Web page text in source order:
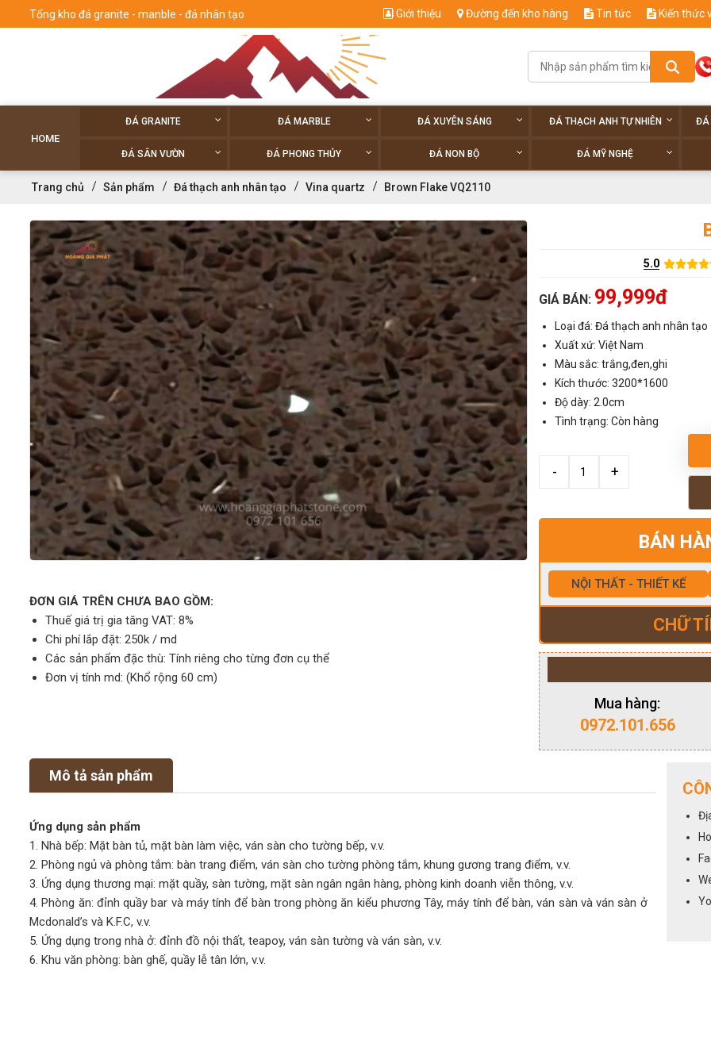
Tổng kho đá granite - manble - đá nhân tạo Giới thiệu Đường đến kho hàng Tin tức Kiến thức
HOME
ĐÁ GRANITE ĐÁ MARBLE ĐÁ XUYÊN SÁNG ĐÁ THẠCH ANH TỰ NHIÊN ĐÁ
ĐÁ SÂN VƯỜN ĐÁ PHONG THỦY ĐÁ NON BỘ ĐÁ MỸ NGHỆ
Trang chủ Sản phẩm Đá thạch anh nhân tạo Vina quartz Brown Flake VQ2110
ĐƠN GIÁ TRÊN CHƯA BAO GỒM:
Thuế giá trị gia tăng VAT: 8%
Chi phí lắp đặt: 250k / md
Các sản phẩm đặc thù: Tính riêng cho từng đơn cụ thể
Đơn vị tính md: (Khổ rộng 60 cm)
5.0
GIÁ BÁN: 99,999đ
Loại đá: Đá thạch anh nhân tạo
Xuất xứ: Việt Nam
Màu sắc: trắng,đen,ghi
Kích thước: 3200*1600
Độ dày: 2.0cm
Tình trạng: Còn hàng
BÁN
NỘI THẤT - THIẾT KẾ
CHỮ
Mua hàng:
0972.101.656
Mô tả sản phẩm
Ứng dụng sản phẩm
1. Nhà bếp: Mặt bàn tủ, mặt bàn làm việc, ván sàn cho tường bếp, v.v.
2. Phòng ngủ và phòng tắm: bàn trang điểm, ván sàn cho tường phòng tắm, khung gương trang điểm, v.v.
3. Ứng dụng thương mại: mặt quầy, sàn tường, mặt sàn ngân ngân hàng, phòng kinh doanh viễn thông, v.v.
4. Phòng ăn: đỉnh quầy bar và máy tính để bàn trong phòng ăn kiểu phương Tây, máy tính để bàn, ván sàn và ván sàn ở
Mcdonald’s và K.F.C, v.v.
5. Ứng dụng trong nhà ở: đỉnh đồ nội thất, teapoy, ván sàn tường và ván sàn, v.v.
6. Khu văn phòng: bàn ghế, quầy lễ tân lớn, v.v.